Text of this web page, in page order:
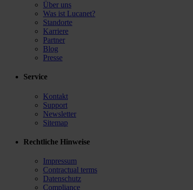
Über uns
Was ist Lucanet?
Standorte
Karriere
Partner
Blog
Presse
Service
Kontakt
Support
Newsletter
Sitemap
Rechtliche Hinweise
Impressum
Contractual terms
Datenschutz
Compliance